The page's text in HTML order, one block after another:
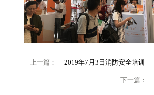
上一篇： 2019年7月3日消防安全培训
下一篇：